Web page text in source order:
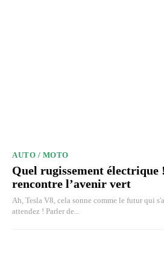
AUTO / MOTO
Quel rugissement électrique
rencontre l’avenir vert
Ah, Tesla V8, cela sonne comme le futur qui
attendez ! Parler de...